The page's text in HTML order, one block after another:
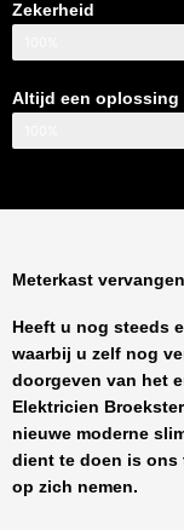
Zekerheid
Altijd een oplossing
Meterkast
Heeft u nog steeds
waarbij u zelf nog
doorgeven van het
Elektricien
nieuwe moderne
dient te doen is ons
op zich nemen.